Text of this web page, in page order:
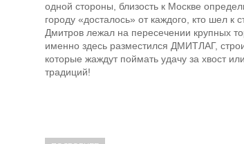
одной стороны, близость к Москве
городу «досталось» от каждого, кто шел
Дмитров лежал на пересечении крупных
именно здесь разместился ДМИТЛАГ,
которые жаждут поймать удачу за хвост
традиций!